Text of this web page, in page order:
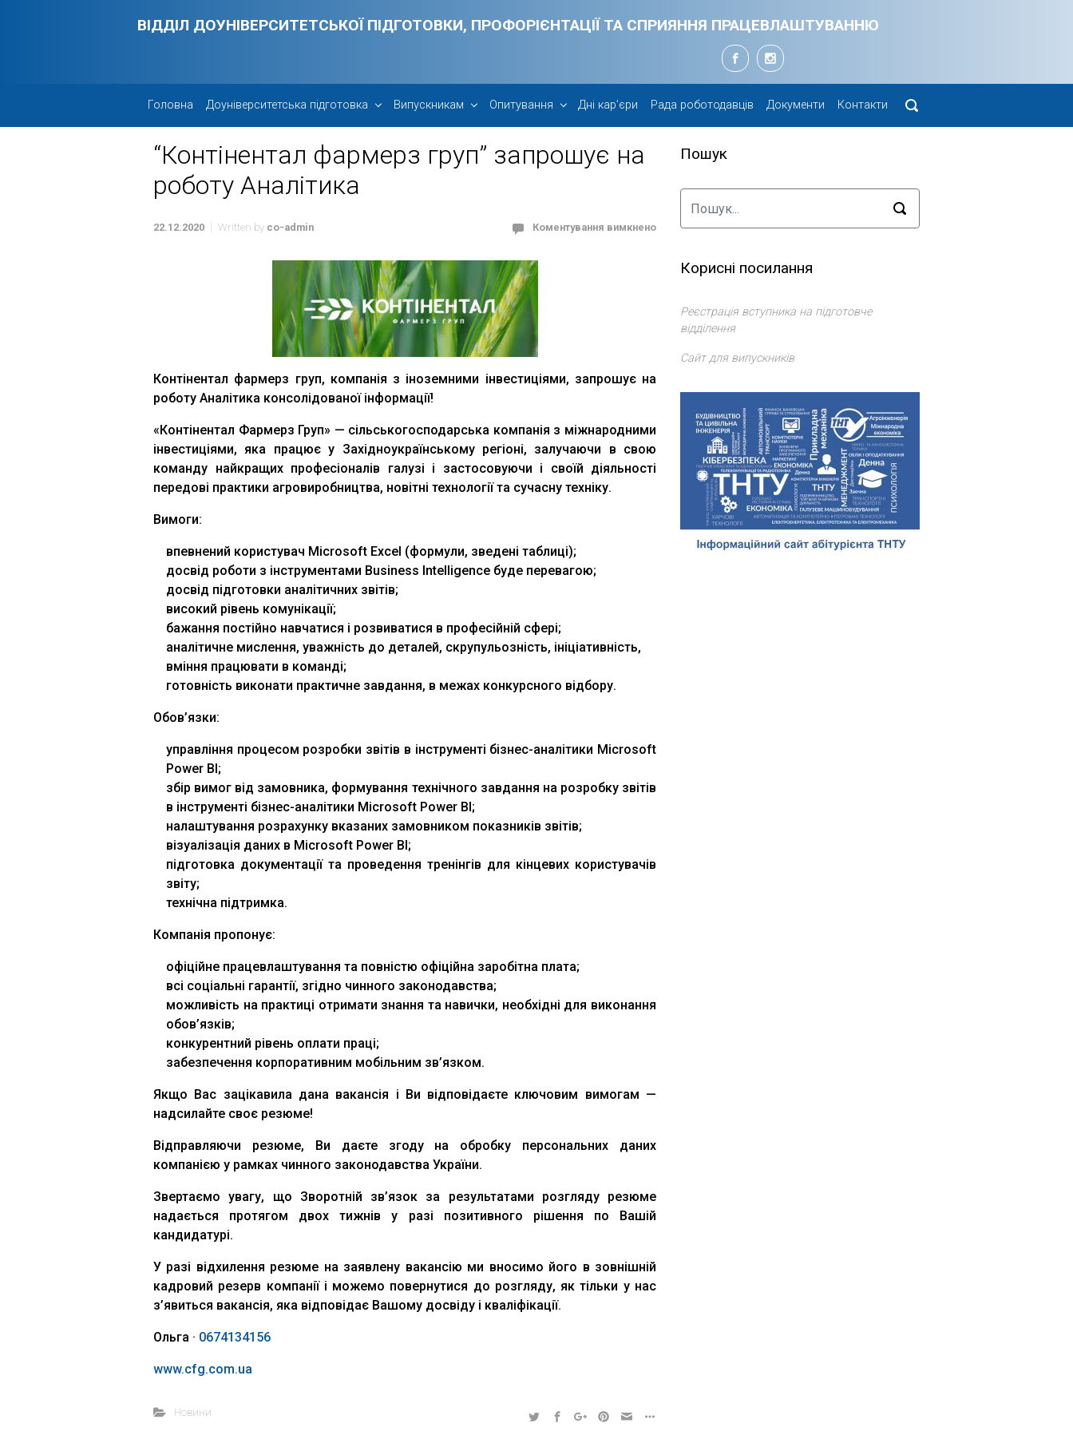
ВІДДІЛ ДОУНІВЕРСИТЕТСЬКОЇ ПІДГОТОВКИ, ПРОФОРІЄНТАЦІЇ ТА СПРИЯННЯ ПРАЦЕВЛАШТУВАННЮ
Головна Доуніверситетська підготовка Випускникам Опитування Дні кар’єри Рада роботодавців Документи Контакти
“Контінентал фармерз груп” запрошує на
роботу Аналітика
22.12.2020 Written by co-admin Коментування вимкнено
Контінентал фармерз груп, компанія з іноземними інвестиціями, запрошує на
роботу Аналітика консолідованої інформації!
«Контінентал Фармерз Груп» — сільськогосподарська компанія з міжнародними
інвестиціями, яка працює у Західноукраїнському регіоні, залучаючи в свою
команду найкращих професіоналів галузі і застосовуючи і своїй діяльності
передові практики агровиробництва, новітні технології та сучасну техніку.
Вимоги:
впевнений користувач Microsoft Excel (формули, зведені таблиці);
досвід роботи з інструментами Business Intelligence буде перевагою;
досвід підготовки аналітичних звітів;
високий рівень комунікації;
бажання постійно навчатися і розвиватися в професійній сфері;
аналітичне мислення, уважність до деталей, скрупульозність, ініціативність,
вміння працювати в команді;
готовність виконати практичне завдання, в межах конкурсного відбору.
Обов’язки:
управління процесом розробки звітів в інструменті бізнес-аналітики Microsoft
Power BI;
збір вимог від замовника, формування технічного завдання на розробку звітів
в інструменті бізнес-аналітики Microsoft Power BI;
налаштування розрахунку вказаних замовником показників звітів;
візуалізація даних в Microsoft Power BI;
підготовка документації та проведення тренінгів для кінцевих користувачів
звіту;
технічна підтримка.
Компанія пропонує:
офіційне працевлаштування та повністю офіційна заробітна плата;
всі соціальні гарантії, згідно чинного законодавства;
можливість на практиці отримати знання та навички, необхідні для виконання
обов’язків;
конкурентний рівень оплати праці;
забезпечення корпоративним мобільним зв’язком.
Якщо Вас зацікавила дана вакансія і Ви відповідаєте ключовим вимогам —
надсилайте своє резюме!
Відправляючи резюме, Ви даєте згоду на обробку персональних даних
компанією у рамках чинного законодавства України.
Звертаємо увагу, що Зворотній зв’язок за результатами розгляду резюме
надається протягом двох тижнів у разі позитивного рішення по Вашій
кандидатурі.
У разі відхилення резюме на заявлену вакансію ми вносимо його в зовнішній
кадровий резерв компанії і можемо повернутися до розгляду, як тільки у нас
з’явиться вакансія, яка відповідає Вашому досвіду і кваліфікації.
Ольга · 0674134156
www.cfg.com.ua
Новини
Пошук
Корисні посилання
Реєстрація вступника на підготовче
відділення
Сайт для випускників